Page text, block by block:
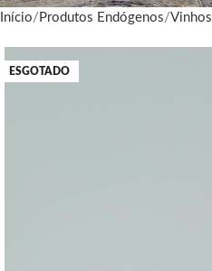
Início Produtos Endógenos Vinhos
ESGOTADO